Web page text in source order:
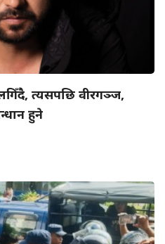
त्यसपछि वीरगञ्ज,
हुने